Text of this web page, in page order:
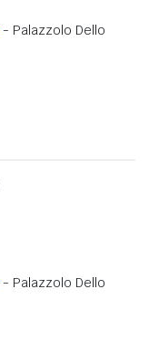
- Palazzolo Dello
- Palazzolo Dello